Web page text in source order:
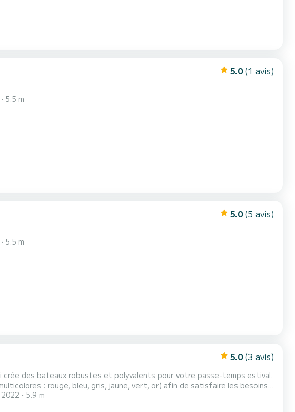
5.0 (1 avis)
5.5 m
5.0 (5 avis)
5.5 m
5.0 (3 avis)
crée des bateaux robustes et polyvalents pour votre passe-temps estival.
: rouge, bleu, gris, jaune, vert, or) afin de satisfaire les besoins
à l'arrière pouvant accueillir un maximum de 3 pe...
2022 5.9 m